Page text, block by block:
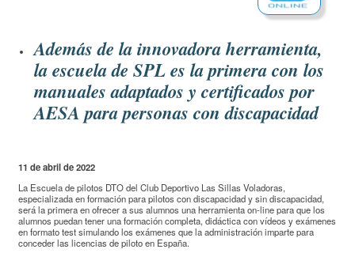
Además de la innovadora herramienta,
la escuela de SPL es la primera con los
manuales adaptados y certificados por
AESA para personas con discapacidad
11 de abril de 2022
La Escuela de pilotos DTO del Club Deportivo Las Sillas Voladoras,
especializada en formación para pilotos con discapacidad y sin discapacidad,
será la primera en ofrecer a sus alumnos una herramienta on-line para que los
alumnos puedan tener una formación completa, didáctica con vídeos y exámenes
en formato test simulando los exámenes que la administración imparte para
conceder las licencias de piloto en España.